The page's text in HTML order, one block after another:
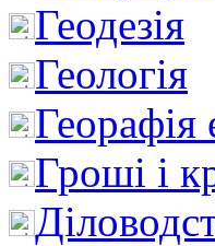
Геодезія
Геологія
Георафія
Гроші і